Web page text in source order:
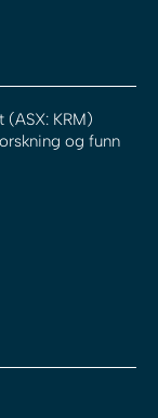
KRM)
og funn